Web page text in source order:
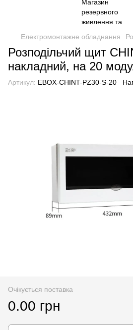
Електромонтажне обладнання
Розподільчий щит
накладний, на 20
Артикул: EBOX-CHINT-PZ30-S-20
Очікується поставка
0.00 грн